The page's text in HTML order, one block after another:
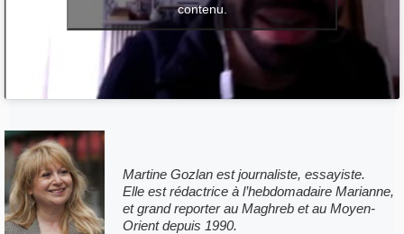
contenu.
Martine Gozlan est journaliste, essayiste.
Elle est rédactrice à l’hebdomadaire Marianne,
et grand reporter au Maghreb et au Moyen-
Orient depuis 1990.